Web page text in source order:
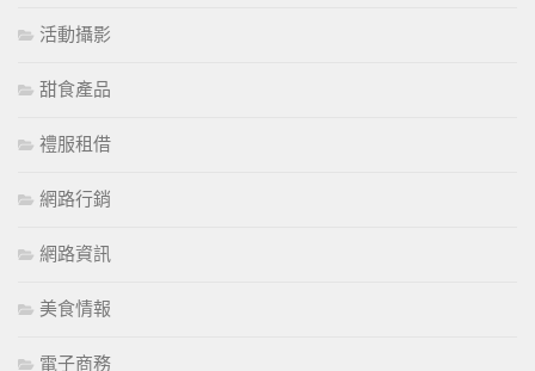
活動攝影
甜食產品
禮服租借
網路行銷
網路資訊
美食情報
電子商務